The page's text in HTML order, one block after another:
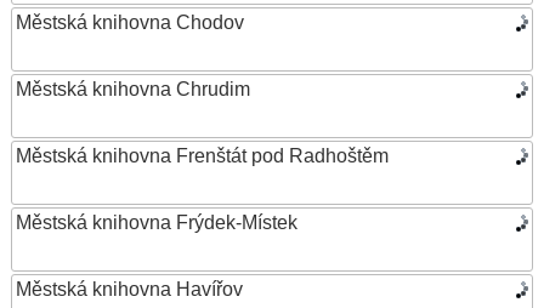
Městská knihovna Chodov
Městská knihovna Chrudim
Městská knihovna Frenštát pod Radhoštěm
Městská knihovna Frýdek-Místek
Městská knihovna Havířov